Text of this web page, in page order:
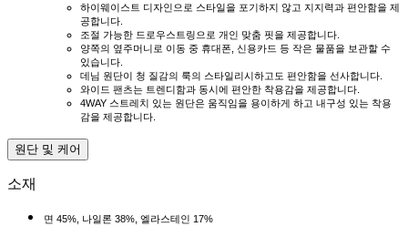
하이웨이스트 디자인으로 스타일을 포기하지 않고 지지력과 편안함을 제
공합니다.
조절 가능한 드로우스트링으로 개인 맞춤 핏을 제공합니다.
양쪽의 옆주머니로 이동 중 휴대폰, 신용카드 등 작은 물품을 보관할 수
있습니다.
데님 원단이 청 질감의 룩의 스타일리시하고도 편안함을 선사합니다.
와이드 팬츠는 트렌디함과 동시에 편안한 착용감을 제공합니다.
4WAY 스트레치 있는 원단은 움직임을 용이하게 하고 내구성 있는 착용
감을 제공합니다.
원단 및 케어
소재
면 45%, 나일론 38%, 엘라스테인 17%